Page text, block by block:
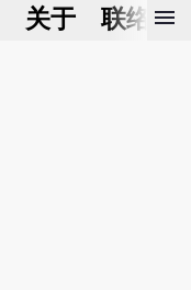
关于 联络我
menu